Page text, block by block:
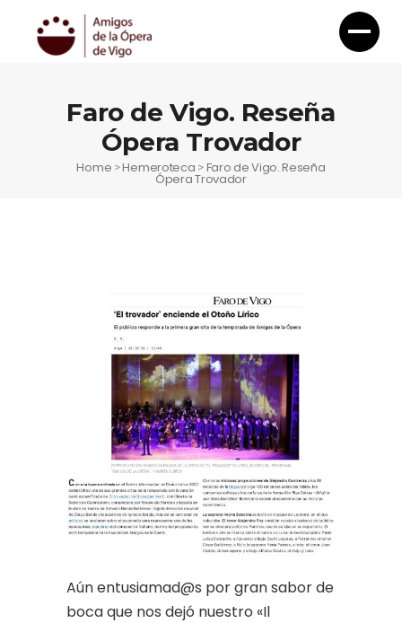
Faro de Vigo. Reseña
Ópera Trovador
Home >Hemeroteca >Faro de Vigo. Reseña
Ópera Trovador
Aún entusiamad@s por gran sabor de
boca que nos dejó nuestro «Il